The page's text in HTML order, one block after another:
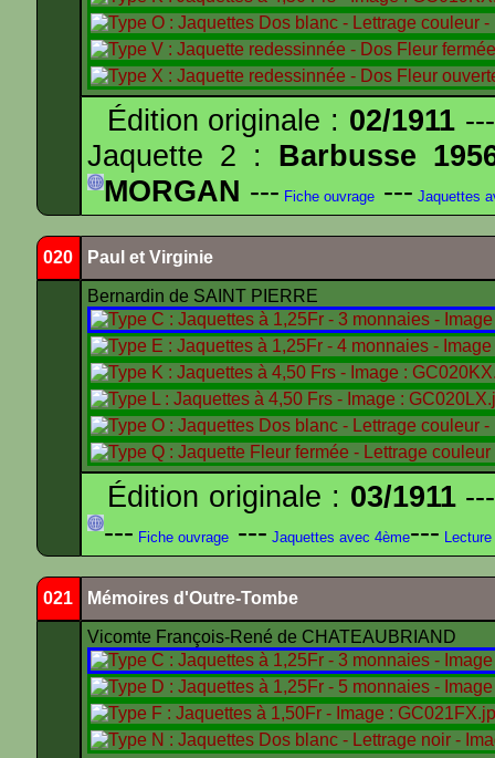
Édition originale : 02/1911
Jaquette 2 : Barbusse
MORGAN --- Fiche ouvrage --- Jaquettes
020 Paul et Virginie
Bernardin de SAINT PIERRE
Édition originale : 03/1911
--- Fiche ouvrage --- Jaquettes avec 4ème--- Lecture
021 Mémoires d'Outre-Tombe
Vicomte François-René de CHATEAUBRIAND